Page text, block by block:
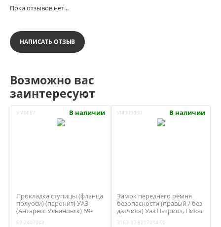
Пока отзывов нет...
НАПИСАТЬ ОТЗЫВ
Возможно вас
заинтересуют
УМ0057 В наличии
Прокладка ступицы (фланца
полуоси) (паронит) УАЗ
(Антаресс Ульяновск) 69-
69-2407048
УМ009080 В наличии
Замок переднего ремня
безопасности (правый / без
датчика) Уаз Патриот, Пикап
3163-80-8217014-00